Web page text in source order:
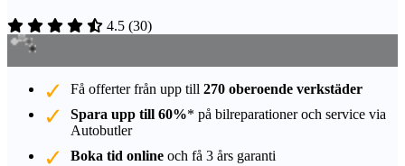
4.5 (30)
Få offerter från upp till 270 oberoende verkstäder
Spara upp till 60%* på bilreparationer och service via
Autobutler
Boka tid online och få 3 års garanti